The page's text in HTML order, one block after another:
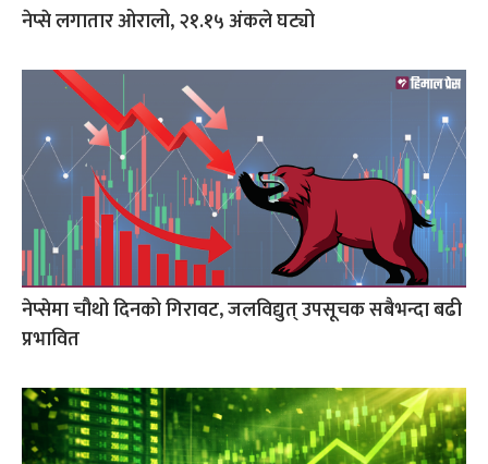
नेप्से लगातार ओरालो, २१.१५ अंकले घट्यो
नेप्सेमा चौथो दिनको गिरावट, जलविद्युत् उपसूचक सबैभन्दा बढी
प्रभावित